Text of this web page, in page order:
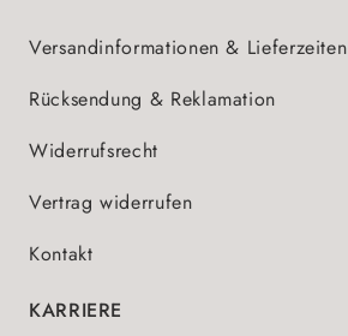
Versandinformationen & Lieferzeiten
Rücksendung & Reklamation
Widerrufsrecht
Vertrag widerrufen
Kontakt
KARRIERE